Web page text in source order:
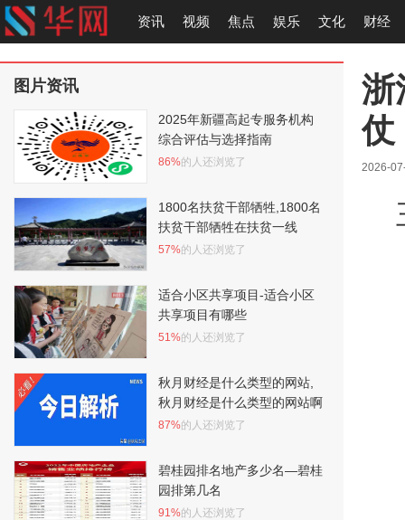
资讯 视频 焦点 娱乐 文化 财经
浙
仗
2026-
图片资讯
2025年新疆高起专服务机构
综合评估与选择指南
86%的人还浏览了
1800名扶贫干部牺牲,1800名
扶贫干部牺牲在扶贫一线
57%的人还浏览了
适合小区共享项目-适合小区
共享项目有哪些
51%的人还浏览了
秋月财经是什么类型的网站,
秋月财经是什么类型的网站啊
87%的人还浏览了
碧桂园排名地产多少名—碧桂
园排第几名
91%的人还浏览了